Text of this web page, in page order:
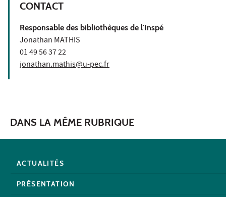
CONTACT
Responsable des bibliothèques de l'Inspé
Jonathan MATHIS
01 49 56 37 22
jonathan.mathis@u-pec.fr
DANS LA MÊME RUBRIQUE
ACTUALITÉS
PRÉSENTATION